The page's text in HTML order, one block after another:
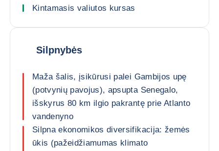
Kintamasis valiutos kursas
Silpnybės
Maža šalis, įsikūrusi palei Gambijos upę
(potvynių pavojus), apsupta Senegalo,
išskyrus 80 km ilgio pakrantę prie Atlanto
vandenyno
Silpna ekonomikos diversifikacija: žemės
ūkis (pažeidžiamumas klimato